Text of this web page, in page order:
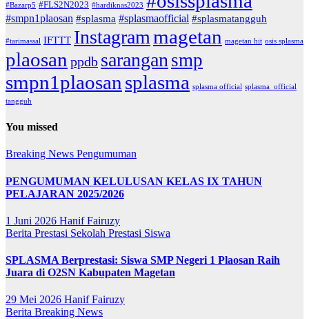
#Bazarp5 #FLS2N2023 #hardiknas2023
#smpn1plaosan #splasma #splasmaofficial #splasmatangguh
#tarimassal IFTTT Instagrammagetan magetan hit osis splasma
plaosan ppdb sarangan smp
smpn1plaosan splasma splasma official splasma_official
tangguh
You missed
Breaking News Pengumuman
PENGUMUMAN KELULUSAN KELAS IX TAHUN
PELAJARAN 2025/2026
1 Juni 2026 Hanif Fairuzy
Berita Prestasi Sekolah Prestasi Siswa
SPLASMA Berprestasi: Siswa SMP Negeri 1 Plaosan Raih
Juara di O2SN Kabupaten Magetan
29 Mei 2026 Hanif Fairuzy
Berita Breaking News